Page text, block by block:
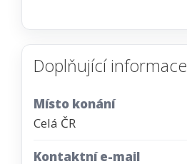
Doplňující informace
Místo konání
Celá ČR
Kontaktní e-mail